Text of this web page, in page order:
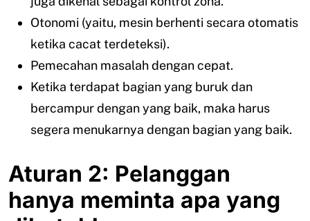
Otonomi (yaitu, mesin berhenti secara otomatis
ketika cacat terdeteksi).
Pemecahan masalah dengan cepat.
Ketika terdapat bagian yang buruk dan
bercampur dengan yang baik, maka harus
segera menukarnya dengan bagian yang baik.
Aturan 2: Pelanggan
hanya meminta apa yang